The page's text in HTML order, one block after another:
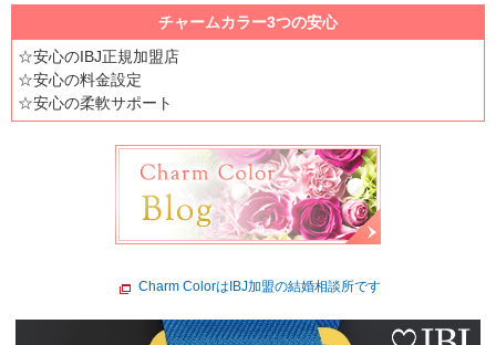
チャームカラー3つの安心
☆安心のIBJ正規加盟店
☆安心の料金設定
☆安心の柔軟サポート
Charm ColorはIBJ加盟の結婚相談所です